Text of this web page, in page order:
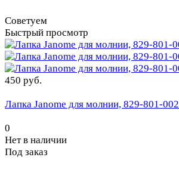
Советуем
Быстрый просмотр
450 руб.
Лапка Janome для молнии, 829-801-002
0
Нет в наличии
Под заказ